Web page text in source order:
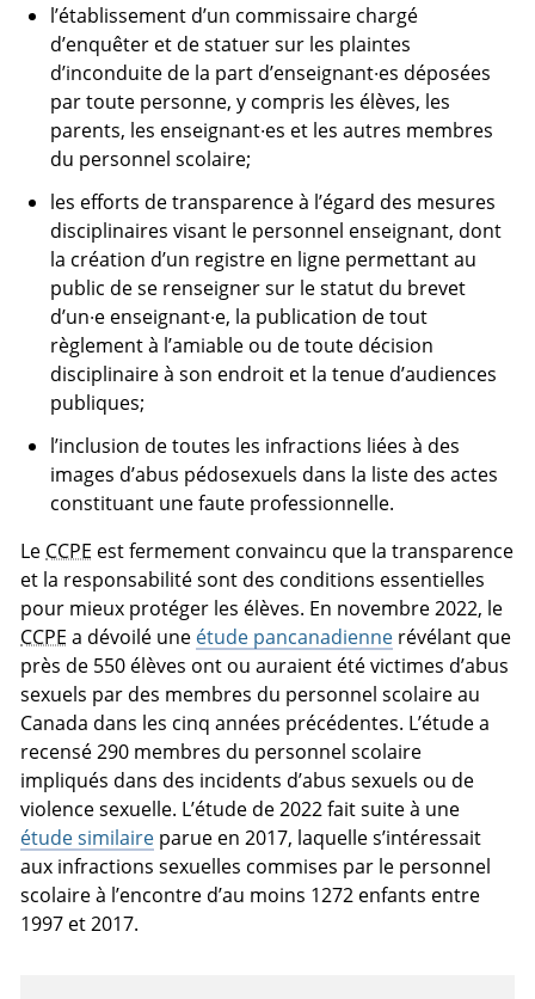
l’établissement d’un commissaire chargé
d’enquêter et de statuer sur les plaintes
d’inconduite de la part d’enseignant·es déposées
par toute personne, y compris les élèves, les
parents, les enseignant·es et les autres membres
du personnel scolaire;
les efforts de transparence à l’égard des mesures
disciplinaires visant le personnel enseignant, dont
la création d’un registre en ligne permettant au
public de se renseigner sur le statut du brevet
d’un·e enseignant·e, la publication de tout
règlement à l’amiable ou de toute décision
disciplinaire à son endroit et la tenue d’audiences
publiques;
l’inclusion de toutes les infractions liées à des
images d’abus pédosexuels dans la liste des actes
constituant une faute professionnelle.
Le CCPE est fermement convaincu que la transparence
et la responsabilité sont des conditions essentielles
pour mieux protéger les élèves. En novembre 2022, le
CCPE a dévoilé une étude pancanadienne révélant que
près de 550 élèves ont ou auraient été victimes d’abus
sexuels par des membres du personnel scolaire au
Canada dans les cinq années précédentes. L’étude a
recensé 290 membres du personnel scolaire
impliqués dans des incidents d’abus sexuels ou de
violence sexuelle. L’étude de 2022 fait suite à une
étude similaire parue en 2017, laquelle s’intéressait
aux infractions sexuelles commises par le personnel
scolaire à l’encontre d’au moins 1272 enfants entre
1997 et 2017.